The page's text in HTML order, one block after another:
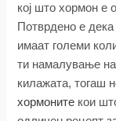
кој што хормон е
Потврдено е
имаат големи
ти намалување на
килажата, тогаш
хормоните кои